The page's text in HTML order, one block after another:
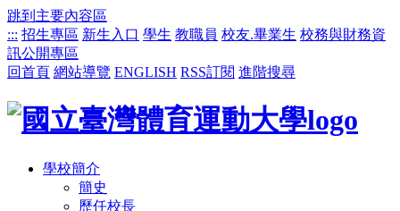
跳到主要內容區
::: 招生專區 新生入口 學生 教職員 校友.畢業生 校務與財務資
訊公開專區
回首頁 網站導覽 ENGLISH RSS訂閱 進階搜尋
學校簡介
簡史
歷任校長